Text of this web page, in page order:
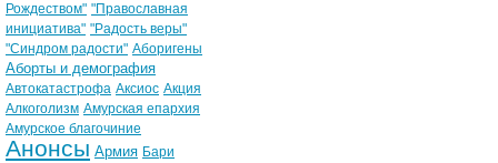
Рождеством" "Православная
инициатива" "Радость веры"
"Синдром радости" Аборигены
Аборты и демография
Автокатастрофа Аксиос Акция
Алкоголизм Амурская епархия
Амурское благочиние
Анонсы Армия Бари